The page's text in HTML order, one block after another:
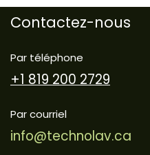
Contactez-nous
Par téléphone
+1 819 200 2729
Par courriel
info@technolav.ca